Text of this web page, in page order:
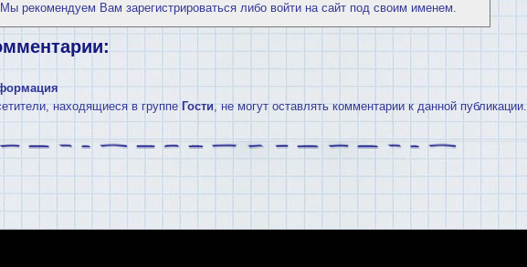
Мы рекомендуем Вам зарегистрироватьсялибо войти на сайт под своим именем.
находящиеся в группе Гости, не могут оставлять комментарии к данной публикации.